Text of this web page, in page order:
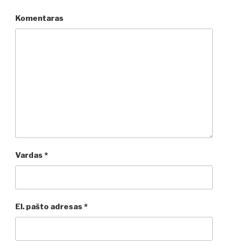
Komentaras
Vardas *
El. pašto adresas *